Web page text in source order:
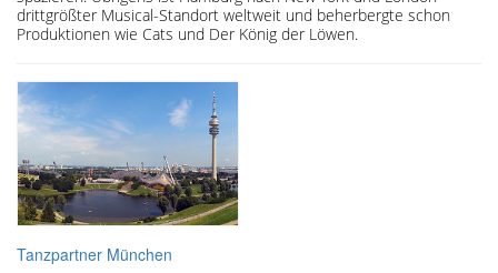
drittgrößter Musical-Standort weltweit und beherbergte schon
Produktionen wie Cats und Der König der Löwen.
Tanzpartner München